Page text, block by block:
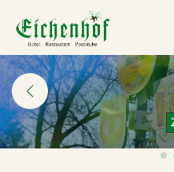
Inhalt
springen